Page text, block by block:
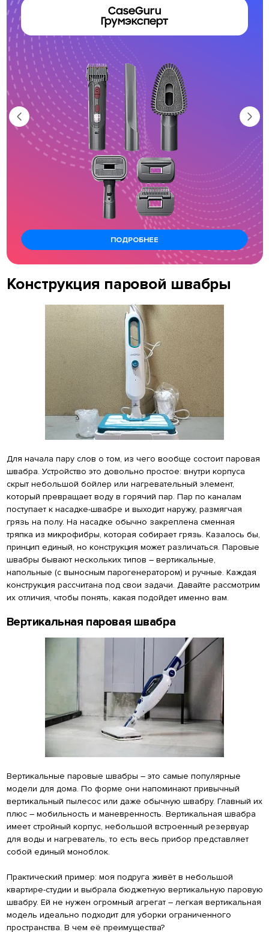
CaseGuru
Грумэксперт
ПОДРОБНЕЕ
Конструкция паровой швабры
Для начала пару слов о том, из чего вообще состоит паровая
швабра. Устройство это довольно простое: внутри корпуса
скрыт небольшой бойлер или нагревательный элемент,
который превращает воду в горячий пар. Пар по каналам
поступает к насадке-швабре и выходит наружу, размягчая
грязь на полу. На насадке обычно закреплена сменная
тряпка из микрофибры, которая собирает грязь. Казалось бы,
принцип единый, но конструкция может различаться. Паровые
швабры бывают нескольких типов – вертикальные,
напольные (с выносным парогенератором) и ручные. Каждая
конструкция рассчитана под свои задачи. Давайте рассмотрим
их отличия, чтобы понять, какая подойдет именно вам.
Вертикальная паровая швабра
Вертикальные паровые швабры – это самые популярные
модели для дома. По форме они напоминают привычный
вертикальный пылесос или даже обычную швабру. Главный их
плюс – мобильность и маневренность. Вертикальная швабра
имеет стройный корпус, небольшой встроенный резервуар
для воды и нагреватель, то есть весь прибор представляет
собой единый моноблок.
Практический пример: моя подруга живёт в небольшой
квартире-студии и выбрала бюджетную вертикальную паровую
швабру. Ей не нужен огромный агрегат – легкая вертикальная
модель идеально подходит для уборки ограниченного
пространства. В чем её преимущества?